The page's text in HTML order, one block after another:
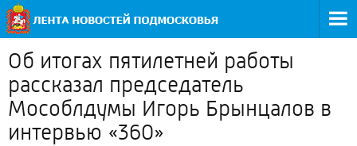
Об итогах пятилетней работы
рассказал председатель
Мособлдумы Игорь Брынцалов в
интервью «360»